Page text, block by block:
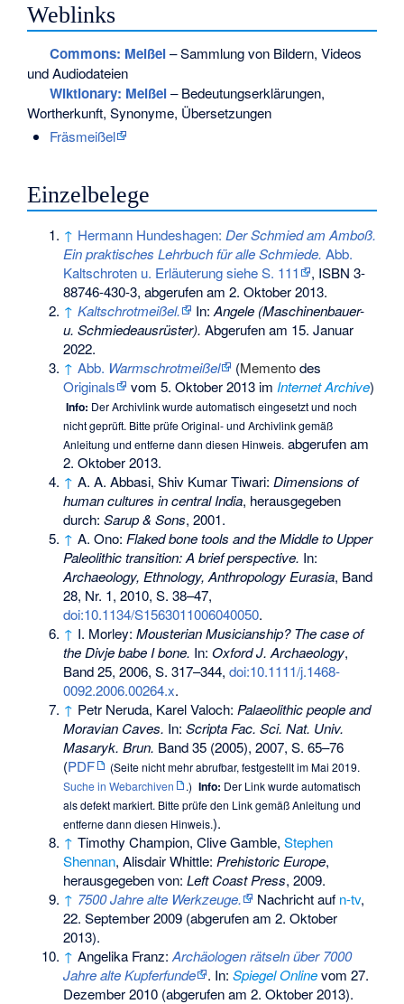
Weblinks
Commons: Meißel– Sammlung von Bildern, Videos
und Audiodateien
Wiktionary: Meißel– Bedeutungserklärungen,
Wortherkunft, Synonyme, Übersetzungen
Fräsmeißel
Einzelbelege
↑ Hermann Hundeshagen: Der Schmied am Amboß.
Ein praktisches Lehrbuch für alle Schmiede. Abb.
Kaltschroten u. Erläuterung siehe S. 111
, ISBN 3-
88746-430-3, abgerufen am 2. Oktober 2013.
↑ Kaltschrotmeißel. In:Angele (Maschinenbauer-
u. Schmiedeausrüster). Abgerufen am 15. Januar
2022.
↑ Abb. Warmschrotmeißel (Mementodes
Originals
vom 5. Oktober 2013 im Internet Archive)
Info: Der Archivlink wurde automatisch eingesetzt und noch
nicht geprüft. Bitte prüfe Original- und Archivlink gemäß
Anleitung und entferne dann diesen Hinweis. abgerufen am
2. Oktober 2013.
↑ A. A. Abbasi, Shiv Kumar Tiwari:Dimensions of
human cultures in central India, herausgegeben
durch:Sarup & Sons, 2001.
↑ A. Ono: Flaked bone tools and the Middle to Upper
Paleolithic transition: A brief perspective. In:
Archaeology, Ethnology, Anthropology Eurasia, Band
28, Nr. 1, 2010, S. 38–47,
doi:10.1134/S1563011006040050.
↑ I. Morley:Mousterian Musicianship? The case of
the Divje babe I bone. In:Oxford J. Archaeology,
Band 25, 2006, S. 317–344,doi:10.1111/j.1468-
0092.2006.00264.x.
↑ Petr Neruda, Karel Valoch: Palaeolithic people and
Moravian Caves. In:Scripta Fac. Sci. Nat. Univ.
Masaryk. Brun. Band 35 (2005), 2007, S. 65–76
(PDF (Seite nicht mehr abrufbar, festgestellt im Mai 2019.
Suche in Webarchiven
.) Info: Der Link wurde automatisch
als defekt markiert. Bitte prüfe den Link gemäßAnleitung und
entferne dann diesen Hinweis.).
↑ Timothy Champion, Clive Gamble,Stephen
Shennan, Alisdair Whittle: Prehistoric Europe,
herausgegeben von:Left Coast Press, 2009.
↑ 7500 Jahre alte Werkzeuge. Nachricht auf n-tv,
22. September 2009 (abgerufen am 2. Oktober
2013).
↑ Angelika Franz:Archäologen rätseln über 7000
Jahre alte Kupferfunde
. In:Spiegel Onlinevom 27.
Dezember 2010 (abgerufen am 2. Oktober 2013).